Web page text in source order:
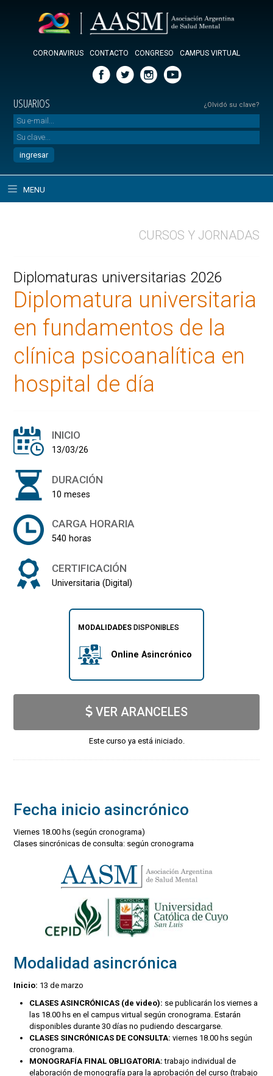
CORONAVIRUS CONTACTO CONGRESO CAMPUS VIRTUAL
USUARIOS ¿Olvidó su clave?
MENU
CURSOS Y JORNADAS
Diplomaturas universitarias 2026
Diplomatura universitaria
en fundamentos de la
clínica psicoanalítica en
hospital de día
INICIO
13/03/26
DURACIÓN
10 meses
CARGA HORARIA
540 horas
CERTIFICACIÓN
Universitaria (Digital)
MODALIDADESDISPONIBLES
Online Asincrónico
VER ARANCELES
Este curso ya está iniciado.
Fecha inicio asincrónico
Viernes 18.00 hs (según cronograma)
Clases sincrónicas de consulta: según cronograma
Modalidad asincrónica
Inicio: 13 de marzo
CLASES ASINCRÓNICAS (de video): se publicarán los viernes a
las 18.00 hs en el campus virtual según cronograma. Estarán
disponibles durante 30 días no pudiendo descargarse.
CLASES SINCRÓNICAS DE CONSULTA: viernes 18.00 hs según
cronograma.
MONOGRAFÍA FINAL OBLIGATORIA: trabajo individual de
elaboración de monografía para la aprobación del curso (trabajo